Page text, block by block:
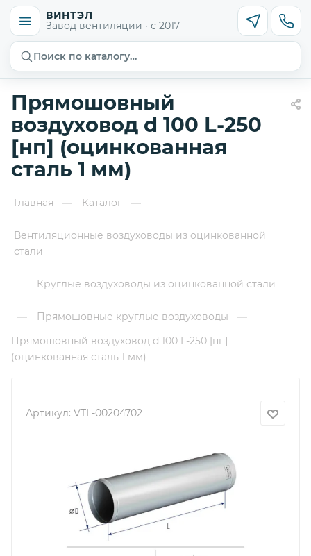
ВИНТЭЛ
Завод вентиляции · с 2017
Поиск по каталогу…
Прямошовный
воздуховод d 100 L-250
[нп] (оцинкованная
сталь 1 мм)
Главная — Каталог —
Вентиляционные воздуховоды из оцинкованной
стали
— Круглые воздуховоды из оцинкованной стали
— Прямошовные круглые воздуховоды
—
Прямошовный воздуховод d 100 L-250 [нп]
(оцинкованная сталь 1 мм)
Артикул: VTL-00204702